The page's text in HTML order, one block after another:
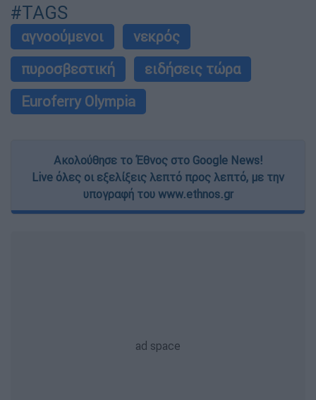
#TAGS
αγνοούμενοι
νεκρός
πυροσβεστική
ειδήσεις τώρα
Euroferry Olympia
Ακολούθησε το Έθνος στο Google News!
Live όλες οι εξελίξεις λεπτό προς λεπτό, με την
υπογραφή του www.ethnos.gr